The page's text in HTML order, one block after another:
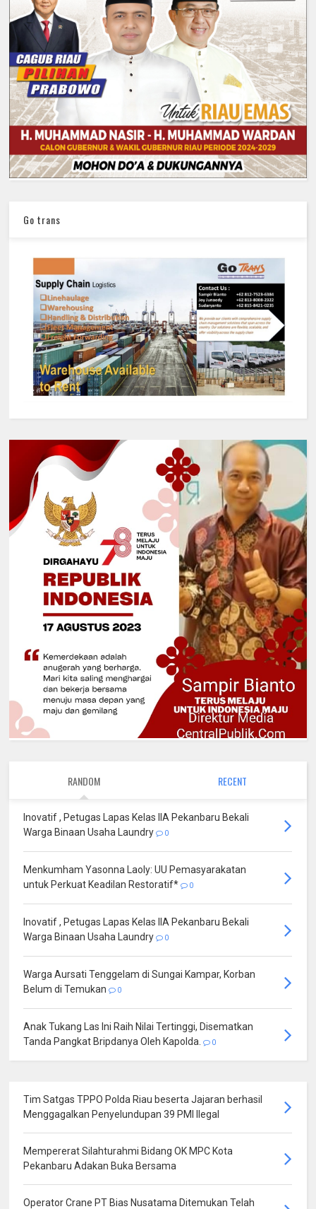
Go trans
RANDOM RECENT
Inovatif , Petugas Lapas Kelas IIA Pekanbaru Bekali
Warga Binaan Usaha Laundry
0
Menkumham Yasonna Laoly: UU Pemasyarakatan
untuk Perkuat Keadilan Restoratif*
0
Inovatif , Petugas Lapas Kelas IIA Pekanbaru Bekali
Warga Binaan Usaha Laundry
0
Warga Aursati Tenggelam di Sungai Kampar, Korban
Belum di Temukan
0
Anak Tukang Las Ini Raih Nilai Tertinggi, Disematkan
Tanda Pangkat Bripdanya Oleh Kapolda.
0
Tim Satgas TPPO Polda Riau beserta Jajaran berhasil
Menggagalkan Penyelundupan 39 PMI Ilegal
Mempererat Silahturahmi Bidang OK MPC Kota
Pekanbaru Adakan Buka Bersama
Operator Crane PT Bias Nusatama Ditemukan Telah